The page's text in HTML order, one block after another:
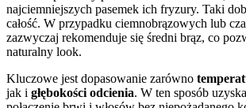
najciemniejszych pasemek ich fryzury. Taki
całość. W przypadku ciemnobrązowych lub
zazwyczaj rekomenduje się średni brąz, co
naturalny look.
Kluczowe jest dopasowanie zarówno
jak i głębokości odcienia. W ten sposób